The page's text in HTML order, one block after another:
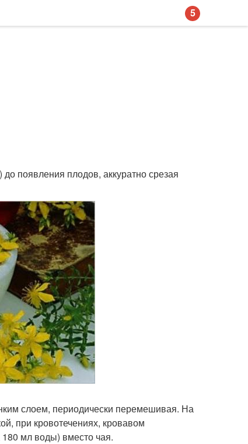
появления плодов, аккуратно срезая
слоем, периодически перемешивая. На
при кровотечениях, кровавом
180 мл воды) вместо чая.
5